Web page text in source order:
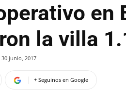
en
la villa
30 junio, 2017
+ Seguinos en Google